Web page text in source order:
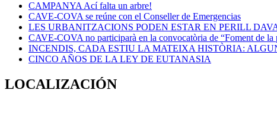
CAMPANYA Ací falta un arbre!
CAVE-COVA se reúne con el Conseller de Emergencias
LES URBANITZACIONS PODEN ESTAR EN PERILL
CAVE-COVA no participarà en la convocatòria de “Foment de
INCENDIS, CADA ESTIU LA MATEIXA HISTÒRIA:
CINCO AÑOS DE LA LEY DE EUTANASIA
LOCALIZACIÓN